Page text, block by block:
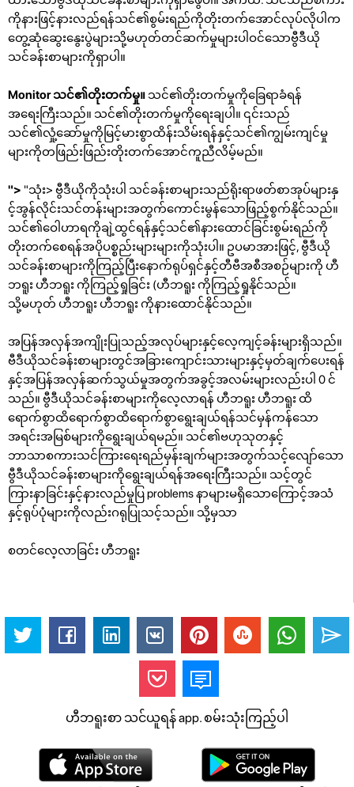
ကိုနားဖြင့်နားလည်ရန်သင်၏စွမ်းရည်ကိုတိုးတက်အောင်လုပ်လိုပါက
တွေ့ဆုံဆွေးနွေးပွဲများသို့မဟုတ်တင်ဆက်မှုများပါဝင်သောဗွီဒီယို
သင်ခန်းစာများကိုရှာပါ။
Monitor သင်၏တိုးတက်မှု။ သင်၏တိုးတက်မှုကိုခြေရာခံရန်
အရေးကြီးသည်။ သင်၏တိုးတက်မှုကိုရေးချပါ။ ၎င်းသည်
သင်၏လှုံ့ဆော်မှုကိုမြင့်မားစွာထိန်းသိမ်းရန်နှင့်သင်၏ကျွမ်းကျင်မှု
များကိုတဖြည်းဖြည်းတိုးတက်အောင်ကူညီလိမ့်မည်။
"> "သုံး> ဗွီဒီယိုကိုသုံးပါ သင်ခန်းစာများသည်ရိုးရာဖတ်စာအုပ်များနှ
င့်အွန်လိုင်းသင်တန်းများအတွက်ကောင်းမွန်သောဖြည့်စွက်နိုင်သည်။
သင်၏ဝေါဟာရကိုချဲ့ထွင်ရန်နှင့်သင်၏နားထောင်ခြင်းစွမ်းရည်ကို
တိုးတက်စေရန်အပိုပစ္စည်းများများကိုသုံးပါ။ ဥပမာအားဖြင့်, ဗွီဒီယို
သင်ခန်းစာများကိုကြည့်ပြီးနောက်ရုပ်ရှင်နှင့်တီဗီအစီအစဉ်များကို ဟီ
ဘရူး ဟီဘရူး ကိုကြည့်ရှုခြင်း (ဟီဘရူး ကိုကြည့်ရှုနိုင်သည်။
သို့မဟုတ် ဟီဘရူး ဟီဘရူး ကိုနားထောင်နိုင်သည်။
အပြန်အလှန်အကျိုးပြုသည့်အလုပ်များနှင့်လေ့ကျင့်ခန်းများရှိသည်။
ဗီဒီယိုသင်ခန်းစာများတွင်အခြားကျောင်းသားများနှင့်မှတ်ချက်ပေးရန်
နှင့်အပြန်အလှန်ဆက်သွယ်မှုအတွက်အခွင့်အလမ်းများလည်းပါ 0 င်
သည်။ ဗွီဒီယိုသင်ခန်းစာများကိုလေ့လာရန် ဟီဘရူး ဟီဘရူး ထိ
ရောက်စွာထိရောက်စွာထိရောက်စွာရွေးချယ်ရန်သင်မှန်ကန်သော
အရင်းအမြစ်များကိုရွေးချယ်ရမည်။ သင်၏ဗဟုသုတနှင့်
ဘာသာစကားသင်ကြားရေးရည်မှန်းချက်များအတွက်သင့်လျော်သော
ဗွီဒီယိုသင်ခန်းစာများကိုရွေးချယ်ရန်အရေးကြီးသည်။ သင့်တွင်
ကြားနာခြင်းနှင့်နားလည်မှုပြ problems နာများမရှိသောကြောင့်အသံ
နှင့်ရုပ်ပုံများကိုလည်းဂရုပြုသင့်သည်။ သို့မှသာ
စတင်လေ့လာခြင်း ဟီဘရူး
ဟီဘရူးစာ သင်ယူရန် app. စမ်းသုံးကြည့်ပါ